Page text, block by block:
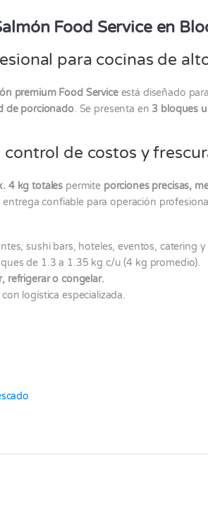
Food Service en
para cocinas de
premium Food Serviceestá diseñado
de porcionado. Se presenta en 3 bloques
control de costos y
4 kg totales permite porciones precisas,
confiable para operación
sushi bars, hoteles, eventos, catering
de 1.3 a 1.35 kg c/u (4 kg promedio).
refrigerar o congelar.
con logística especializada.